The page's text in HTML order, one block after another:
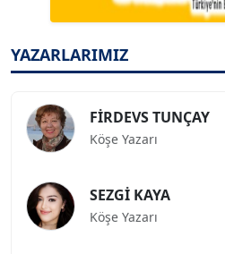
YAZARLARIMIZ
ESAT ERÇETİNGÖZ
Köşe Yazarı
Köşe Yazarı
Köşe Yazarı